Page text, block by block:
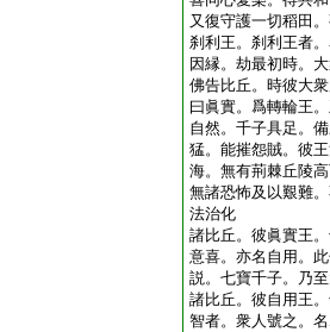
又復守護一切稻田
刹利王。刹利王者
因縁。劫最初時。
佛告比丘。時彼大
曰眞實。爲轉輪王
自然。千子具足。
猛。能摧怨賊。彼
海。無有荊棘丘陵
無諸恐怖及以艱難
法治化
諸比丘。彼眞實王
意喜。亦名自用。
説。七寶千子。乃
諸比丘。彼自用王
智者。衆人號之。